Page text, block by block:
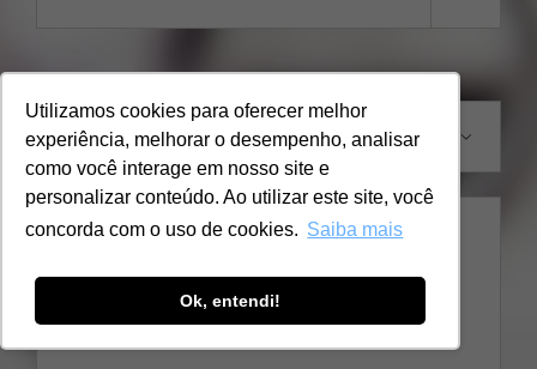
Utilizamos cookies para oferecer melhor
experiência, melhorar o desempenho, analisar
como você interage em nosso site e
personalizar conteúdo. Ao utilizar este site, você
concorda com o uso de cookies. Saiba mais
Ok, entendi!
Assunto
